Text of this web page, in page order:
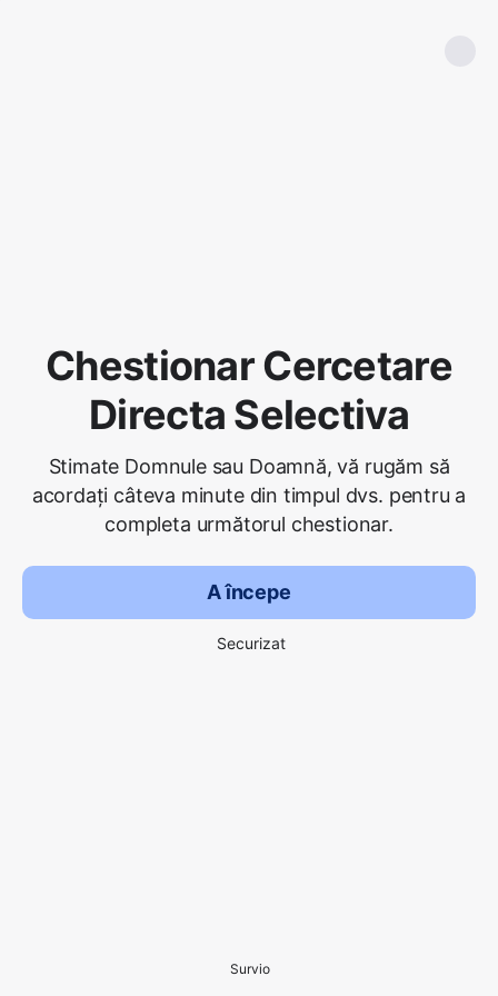
Chestionar Cercetare
Directa Selectiva
Stimate Domnule sau Doamnă, vă rugăm să
acordați câteva minute din timpul dvs. pentru a
completa următorul chestionar.
A începe
Securizat
Survio